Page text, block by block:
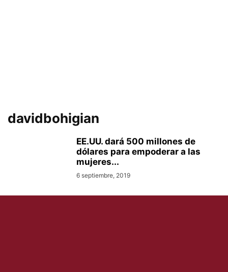
davidbohigian
EE.UU. dará 500 millones de
dólares para empoderar a las
mujeres...
6 septiembre, 2019